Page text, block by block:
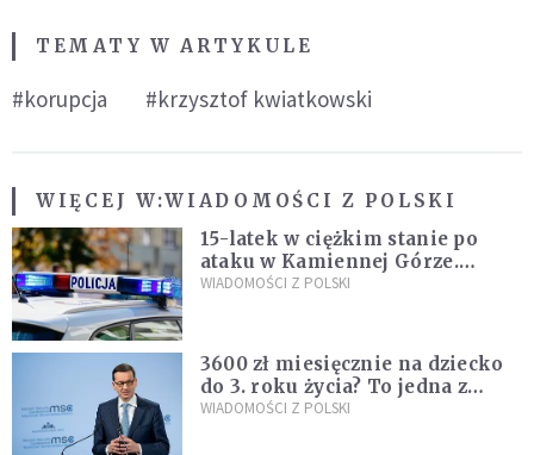
TEMATY W ARTYKULE
#korupcja #krzysztof kwiatkowski
WIĘCEJ W:WIADOMOŚCI Z POLSKI
15-latek w ciężkim stanie po
ataku w Kamiennej Górze.
Policja zatrzymała dwóch
WIADOMOŚCI Z POLSKI
3600 zł miesięcznie na dziecko
do 3. roku życia? To jedna z
propozycji programu "Rozwój
WIADOMOŚCI Z POLSKI